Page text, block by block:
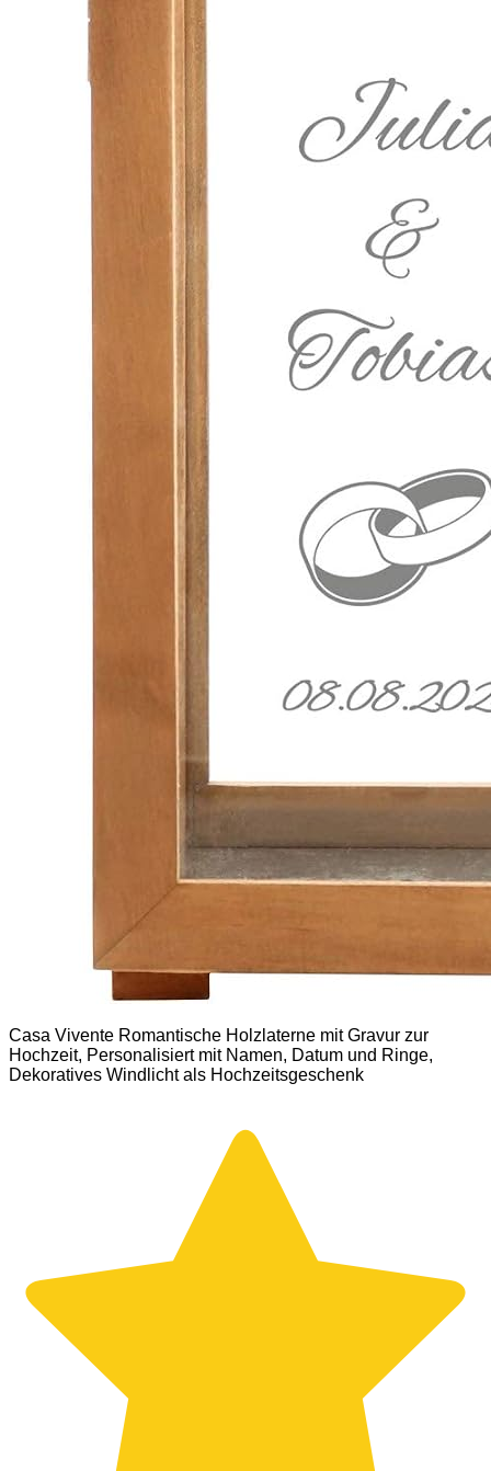
Casa Vivente Romantische Holzlaterne mit Gravur zur
Hochzeit, Personalisiert mit Namen, Datum und Ringe,
Dekoratives Windlicht als Hochzeitsgeschenk